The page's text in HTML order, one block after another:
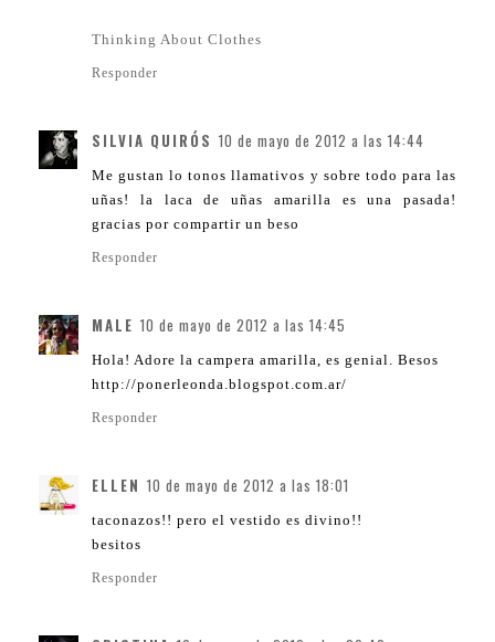
Thinking About Clothes
Responder
SILVIA QUIRÓS 10 de mayo de 2012 a las 14:44
Me gustan lo tonos llamativos y sobre todo para las
uñas! la laca de uñas amarilla es una pasada!
gracias por compartir un beso
Responder
MALE 10 de mayo de 2012 a las 14:45
Hola! Adore la campera amarilla, es genial. Besos
http://ponerleonda.blogspot.com.ar/
Responder
ELLEN 10 de mayo de 2012 a las 18:01
taconazos!! pero el vestido es divino!!
besitos
Responder